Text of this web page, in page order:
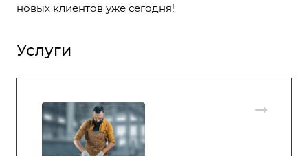
новых клиентов уже сегодня!
Услуги